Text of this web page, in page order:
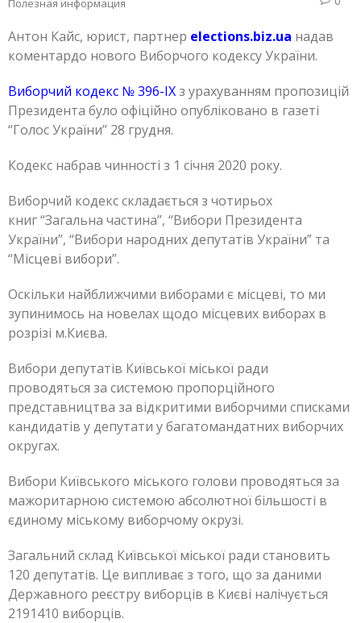
Антон Кайс, юрист, партнер elections.biz.ua надав
коментардо нового Виборчого кодексу України.
Виборчий кодекс № 396-IXз урахуванням пропозицій
Президента було офіційно опубліковано в газеті
“Голос України” 28 грудня.
Кодекс набрав чинності з 1 січня 2020 року.
Виборчий кодекс складається з чотирьох
книг “Загальна частина”, “Вибори Президента
України”, “Вибори народних депутатів України” та
“Місцеві вибори”.
Оскільки найближчими виборами є місцеві, то ми
зупинимось на новелах щодо місцевих виборах в
розрізі м.Києва.
Вибори депутатів Київської міської ради
проводяться за системою пропорційного
представництва за відкритими виборчими списками
кандидатів у депутати у багатомандатних виборчих
округах.
Вибори Київського міського голови проводяться за
мажоритарною системою абсолютної більшості в
єдиному міському виборчому окрузі.
Загальний склад Київської міської ради становить
120 депутатів. Це випливає з того, що за даними
Державного реєстру виборців в Києві налічується
2191410 виборців.